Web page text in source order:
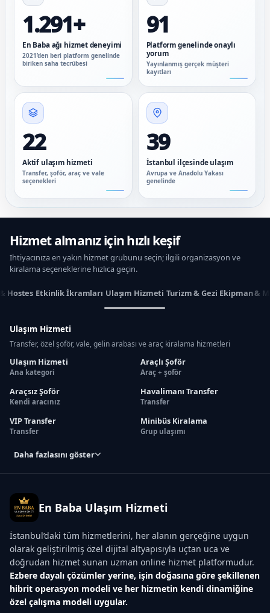
1.291+
En Baba ağı hizmet deneyimi
2021’den beri platform genelinde
biriken saha tecrübesi
91
Platform genelinde onaylı
yorum
Yayınlanmış gerçek müşteri
kayıtları
22
Aktif ulaşım hizmeti
Transfer, şoför, araç ve vale
seçenekleri
39
İstanbul ilçesinde ulaşım
Avrupa ve Anadolu Yakası
genelinde
Hizmet almanız için hızlı keşif
İhtiyacınıza en yakın hizmet grubunu seçin; ilgili organizasyon ve
kiralama seçeneklerine hızlıca geçin.
Hostes Etkinlik İkramları Ulaşım Hizmeti Turizm & Gezi Ekipman &
Ulaşım Hizmeti
Transfer, özel şoför, vale, gelin arabası ve araç kiralama hizmetleri
Ulaşım Hizmeti
Ana kategori
Araçlı Şoför
Araç + şoför
Araçsız Şoför
Kendi aracınız
Havalimanı Transfer
Transfer
VIP Transfer
Transfer
Minibüs Kiralama
Grup ulaşımı
Daha fazlasını göster
En Baba Ulaşım Hizmeti
İstanbul’daki tüm hizmetlerini, her alanın gerçeğine uygun
olarak geliştirilmiş özel dijital altyapısıyla uçtan uca ve
doğrudan hizmet sunan uzman online hizmet platformudur.
Ezbere dayalı çözümler yerine, işin doğasına göre şekillenen
hibrit operasyon modeli ve her hizmetin kendi dinamiğine
özel çalışma modeli uygular.